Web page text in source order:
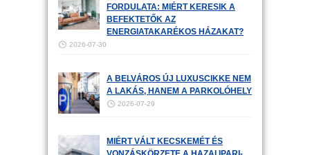
FORDULATA: MIÉRT KERESIK A
BEFEKTETŐK AZ
ENERGIATAKARÉKOS HÁZAKAT?
2026-07-30
A BELVÁROS ÚJ LUXUSCIKKE NEM
A LAKÁS, HANEM A PARKOLÓHELY
2026-07-29
MIÉRT VÁLT KECSKEMÉT ÉS